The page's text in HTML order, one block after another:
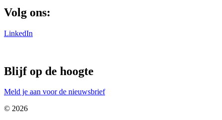
Volg ons:
LinkedIn
Blijf op de hoogte
Meld je aan voor de nieuwsbrief
© 2026